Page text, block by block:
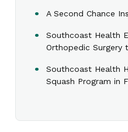
A Second Chance
Southcoast Health
Orthopedic Surgery
Southcoast Health
Squash Program in